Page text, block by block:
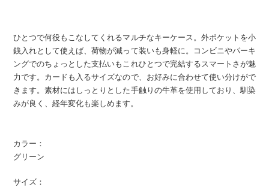
ひとつで何役もこなしてくれるマルチなキーケース。外ポケットを小
銭入れとして使えば、荷物が減って装いも身軽に。コンビニやパーキ
ングでのちょっとした支払いもこれひとつで完結するスマートさが魅
力です。カードも入るサイズなので、お好みに合わせて使い分けがで
きます。素材にはしっとりとした手触りの牛革を使用しており、馴染
みが良く、経年変化も楽しめます。
カラー：
グリーン
サイズ：